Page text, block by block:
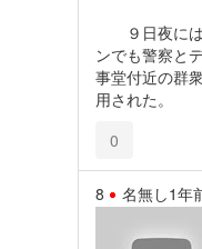
９日夜には
ンでも警察と
事堂付近の群
用された。
0
8 名無し1年